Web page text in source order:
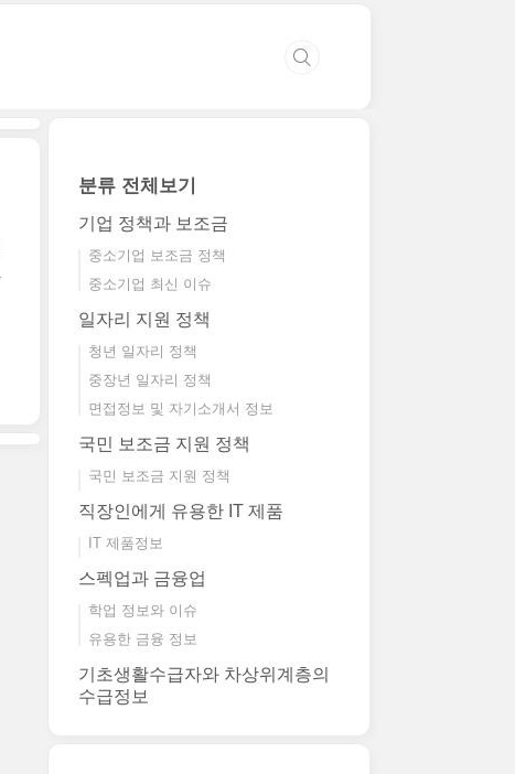
분류 전체보기
기업 정책과 보조금
중소기업 보조금 정책
중소기업 최신 이슈
일자리 지원 정책
청년 일자리 정책
중장년 일자리 정책
면접정보 및 자기소개서 정보
국민 보조금 지원 정책
국민 보조금 지원 정책
직장인에게 유용한 IT 제품
IT 제품정보
스펙업과 금융업
학업 정보와 이슈
유용한 금융 정보
기초생활수급자와 차상위계층의
수급정보